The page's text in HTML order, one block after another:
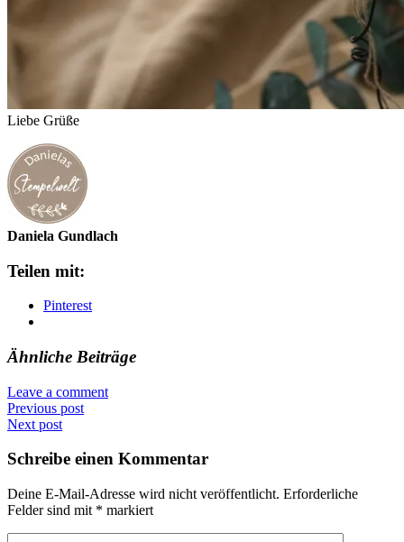
Liebe Grüße
Daniela Gundlach
Teilen mit:
Pinterest
Ähnliche Beiträge
Leave a comment
Previous post
Next post
Schreibe einen Kommentar
Deine E-Mail-Adresse wird nicht veröffentlicht. Erforderliche
Felder sind mit * markiert